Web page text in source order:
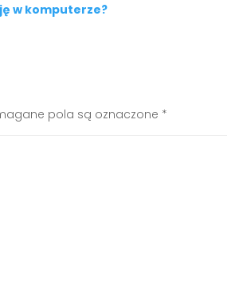
w komputerze?
pola są oznaczone *